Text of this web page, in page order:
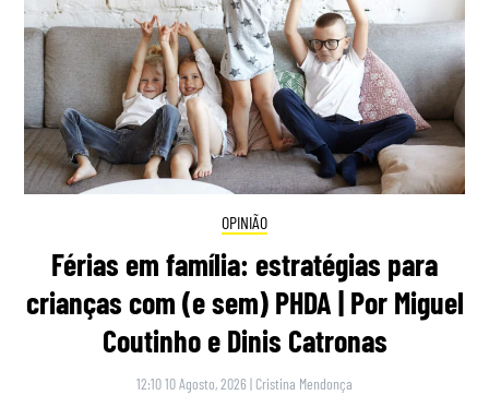
OPINIÃO
Férias em família: estratégias para
crianças com (e sem) PHDA | Por Miguel
Coutinho e Dinis Catronas
12:10 10 Agosto, 2026 | Cristina Mendonça